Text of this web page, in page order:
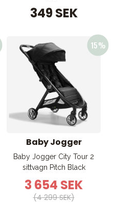
349 SEK
Baby Jogger
Baby Jogger City Tour 2
sittvagn Pitch Black
3 654 SEK
(4 299 SEK)